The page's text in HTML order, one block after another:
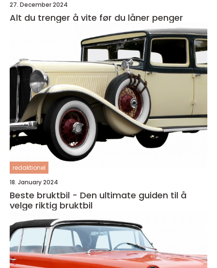
27. December 2024
Alt du trenger å vite før du låner penger
redaktionel
18. January 2024
Beste bruktbil - Den ultimate guiden til å
velge riktig bruktbil